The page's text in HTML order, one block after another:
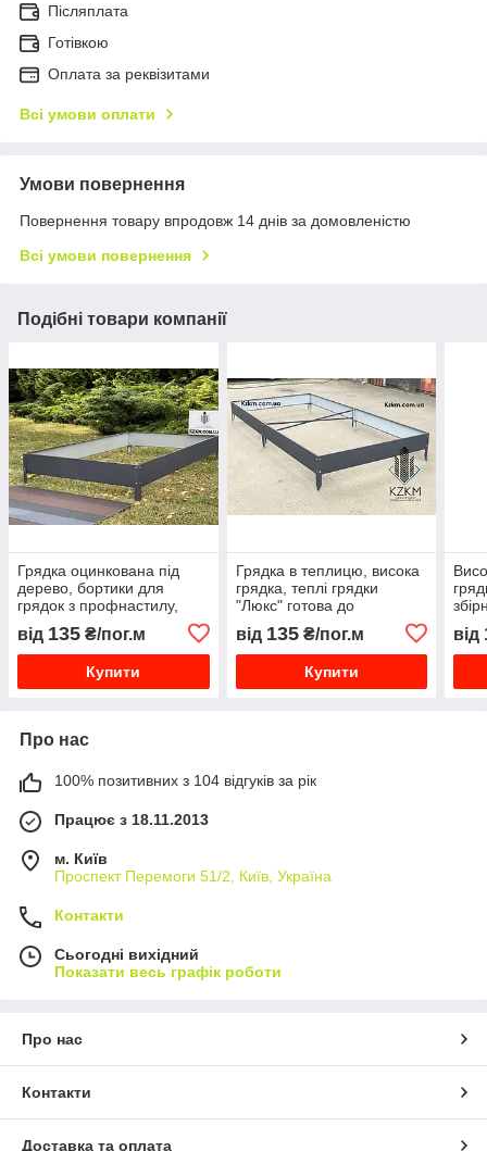
Післяплата
Готівкою
Оплата за реквізитами
Всі умови оплати
Умови повернення
Повернення товару впродовж 14 днів за домовленістю
Всі умови повернення
Подібні товари компанії
Грядка оцинкована під
дерево, бортики для
грядок з профнастилу,
високі грядки збірні
від 135 ₴/пог.м
Купити
Грядка в теплицю, висока
грядка, теплі грядки
"Люкс" готова до
від 135₴/пог.м
Купити
від
Про нас
100% позитивних з 104 відгуків за рік
Працює з 18.11.2013
м. Київ
Проспект Перемоги 51/2, Київ, Україна
Контакти
Сьогодні вихідний
Показати весь графік роботи
Про нас
Контакти
Доставка та оплата